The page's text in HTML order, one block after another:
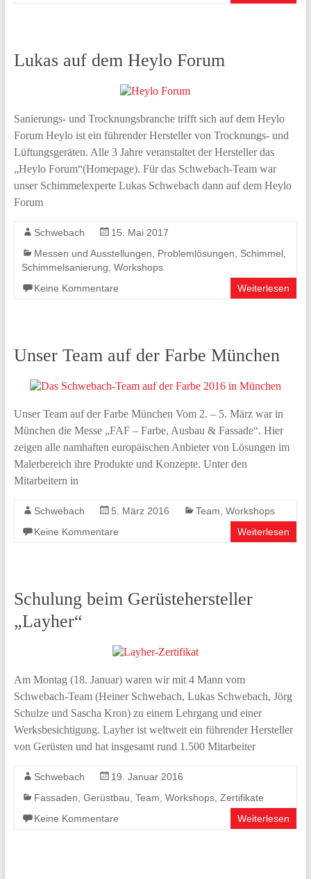
Lukas auf dem Heylo Forum
Sanierungs- und Trocknungsbranche trifft sich auf dem Heylo
Forum Heylo ist ein führender Hersteller von Trocknungs- und
Lüftungsgeräten. Alle 3 Jahre veranstaltet der Hersteller das
„Heylo Forum“(Homepage). Für das Schwebach-Team war
unser Schimmelexperte Lukas Schwebach dann auf dem Heylo
Forum
Schwebach
15. Mai 2017
Messen und Ausstellungen
Problemlösungen Schimmel,
Schimmelsanierung Workshops
Keine Kommentare
Weiterlesen
Unser Team auf der Farbe München
Unser Team auf der Farbe München Vom 2. – 5. März war in
München die Messe „FAF – Farbe, Ausbau & Fassade“. Hier
zeigen alle namhaften europäischen Anbieter von Lösungen im
Malerbereich ihre Produkte und Konzepte. Unter den
Mitarbeitern in
Schwebach 5. März 2016 Team Workshops
Keine Kommentare
Weiterlesen
Schulung beim Gerüstehersteller
„Layher“
Am Montag (18. Januar) waren wir mit 4 Mann vom
Schwebach-Team (Heiner Schwebach, Lukas Schwebach, Jörg
Schulze und Sascha Kron) zu einem Lehrgang und einer
Werksbesichtigung. Layher ist weltweit ein führender Hersteller
von Gerüsten und hat insgesamt rund 1.500 Mitarbeiter
Schwebach
19. Januar 2016
Fassaden Gerüstbau Team Workshops, Zertifikate
Keine Kommentare
Weiterlesen